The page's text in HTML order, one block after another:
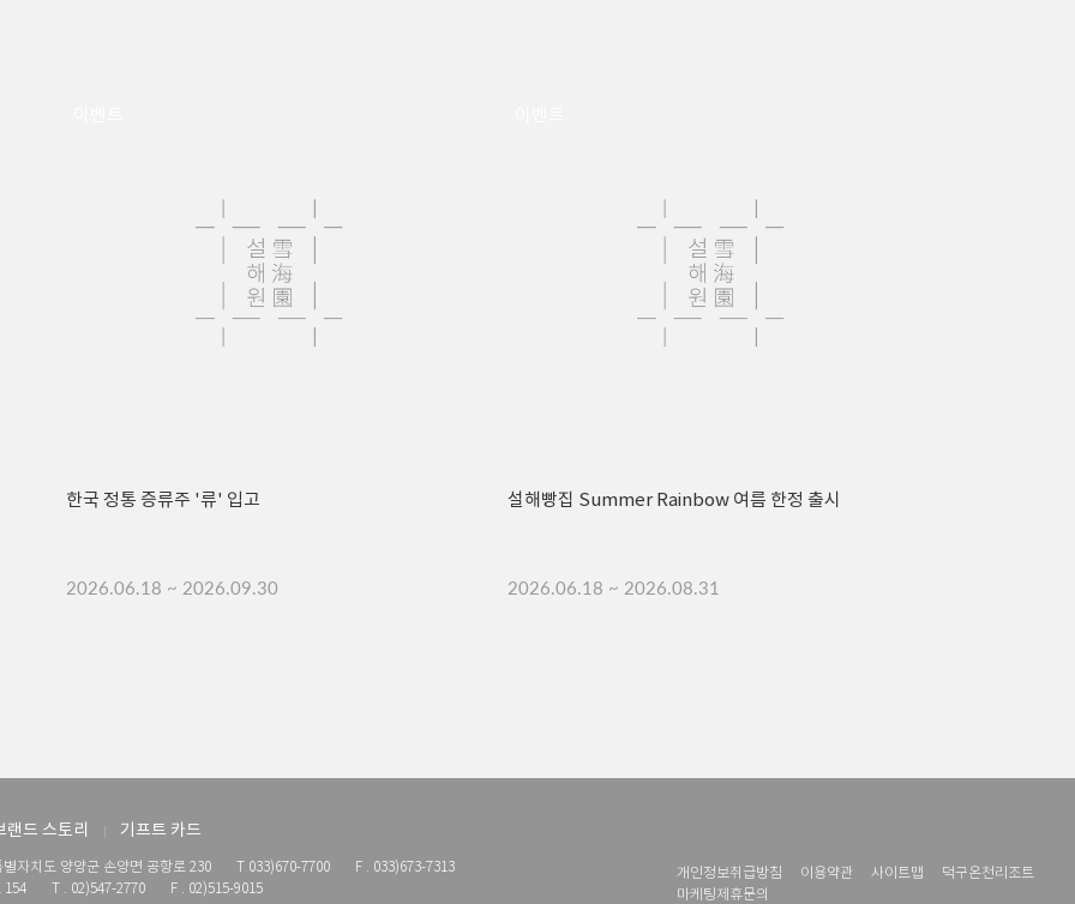
한국 정통 증류주 '류' 입고
2026.06.18 ~ 2026.09.30
설해빵집 Summer Rainbow 여름 한정 출시
2026.06.18 ~ 2026.08.31
랜드 스토리 기프트 카드
별자치도 양양군 손양면 공항로 230 T 033)670-7700
F . 033)673-7313
154
T . 02)547-2770 F . 02)515-9015
개인정보취급방침 이용약관 사이트맵
덕구온천리조트
마케팅제휴문의